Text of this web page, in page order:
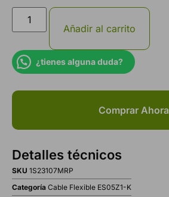
Añadir al carrito
¿tienes alguna duda?
Comprar Ahora
Detalles técnicos
SKU 1S23107MRP
Categoría Cable Flexible ES05Z1-K